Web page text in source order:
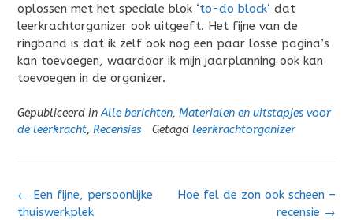
oplossen met het speciale blok ‘to-do block‘ dat
leerkrachtorganizer ook uitgeeft. Het fijne van de
ringband is dat ik zelf ook nog een paar losse pagina’s
kan toevoegen, waardoor ik mijn jaarplanning ook kan
toevoegen in de organizer.
Gepubliceerd inAlle berichten, Materialen en uitstapjes voor
de leerkracht, Recensies Getagd leerkrachtorganizer
Bericht
navigatie
Hoe fel de zon ook scheen –
recensie →
← Een fijne, persoonlijke
thuiswerkplek